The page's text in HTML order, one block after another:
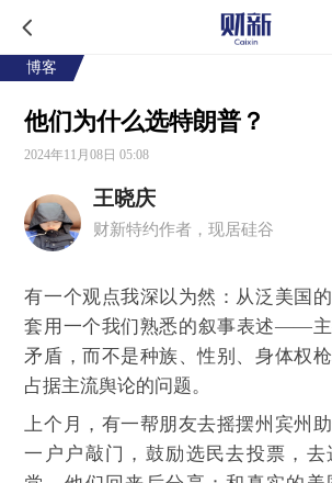
博客
他们为什么选特朗普？
2024年11月08日 05:08
王晓庆
财新特约作者，现居硅谷
有一个观点我深以为然：从泛美国
套用一个我们熟悉的叙事表述——
矛盾，而不是种族、性别、身体权
占据主流舆论的问题。
上个月，有一帮朋友去摇摆州宾州
一户户敲门，鼓励选民去投票，去